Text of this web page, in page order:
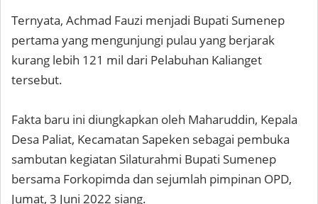
Ternyata, Achmad Fauzi menjadi Bupati Sumenep
pertama yang mengunjungi pulau yang berjarak
kurang lebih 121 mil dari Pelabuhan Kalianget
tersebut.
Fakta baru ini diungkapkan oleh Maharuddin, Kepala
Desa Paliat, Kecamatan Sapeken sebagai pembuka
sambutan kegiatan Silaturahmi Bupati Sumenep
bersama Forkopimda dan sejumlah pimpinan OPD,
Jumat, 3 Juni 2022 siang.